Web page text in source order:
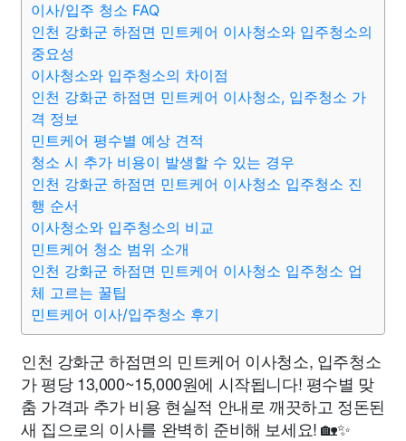
이사/입주 청소 FAQ
인천 강화군 하점면 민트케어 이사청소와 입주청소의
중요성
이사청소와 입주청소의 차이점
인천 강화군 하점면 민트케어 이사청소, 입주청소 가
격 정보
민트케어 평수별 예상 견적
청소 시 추가 비용이 발생할 수 있는 경우
인천 강화군 하점면 민트케어 이사청소 입주청소 진
행 순서
이사청소와 입주청소의 비교
민트케어 청소 범위 소개
인천 강화군 하점면 민트케어 이사청소 입주청소 업
체 고르는 꿀팁
민트케어 이사/입주청소 후기
인천 강화군 하점면의 민트케어 이사청소, 입주청소
가 평당 13,000~15,000원에 시작됩니다! 평수별 맞
춤 가격과 추가 비용 현실적 안내로 깨끗하고 정돈된
새 집으로의 이사를 완벽히 준비해 보세요! 🏡✨